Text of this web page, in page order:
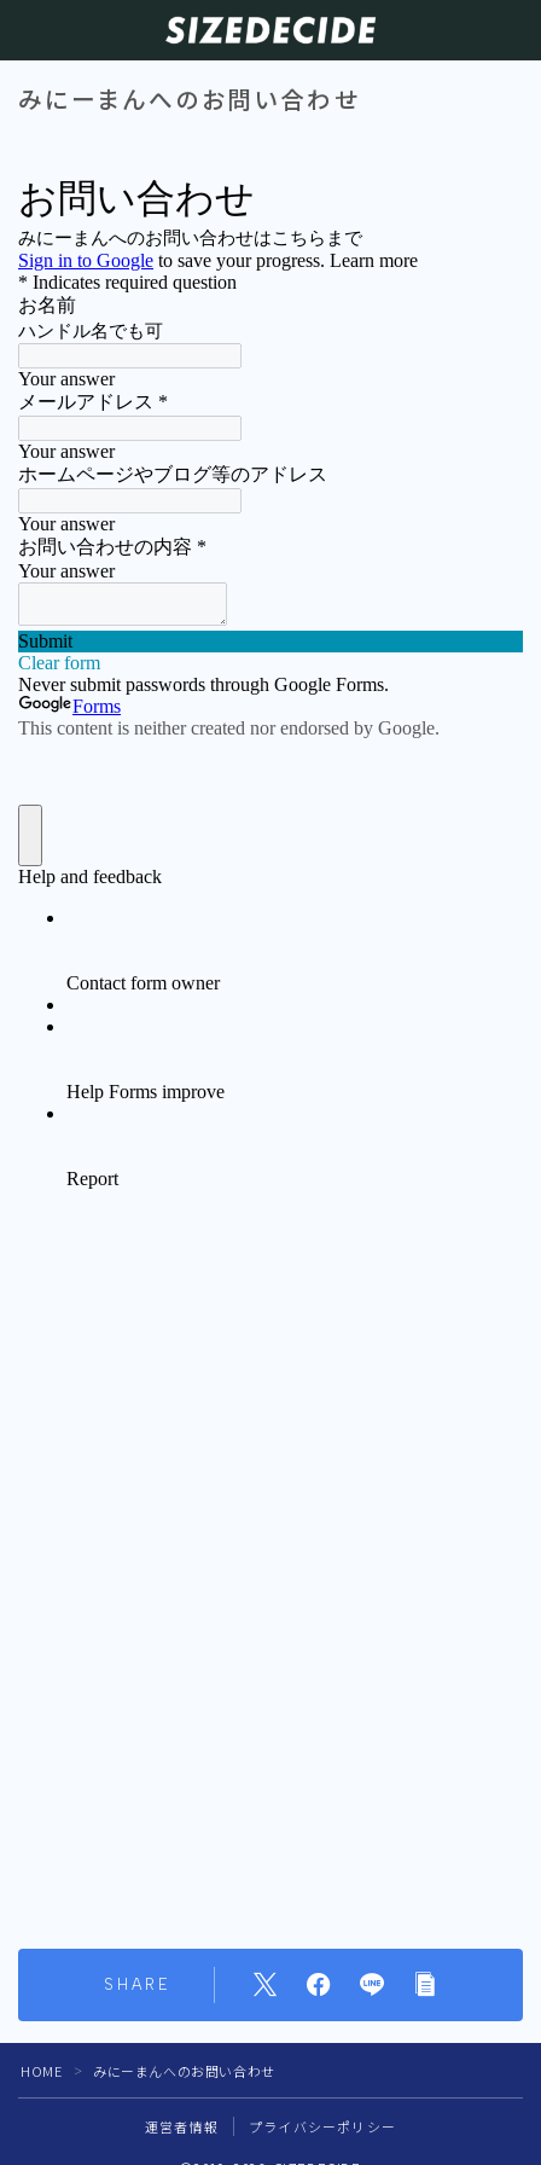
みにーまんへのお問い合わせ
SHARE
HOME ＞ みにーまんへのお問い合わせ
運営者情報 プライバシーポリシー